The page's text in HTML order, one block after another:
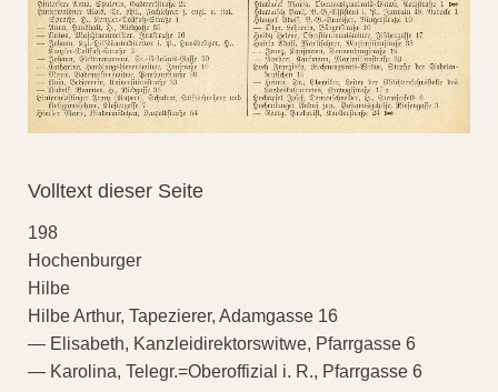
Volltext dieser Seite
198
Hochenburger
Hilbe
Hilbe Arthur, Tapezierer, Adamgasse 16
— Elisabeth, Kanzleidirektorswitwe, Pfarrgasse 6
— Karolina, Telegr.=Oberoffizial i. R., Pfarrgasse 6